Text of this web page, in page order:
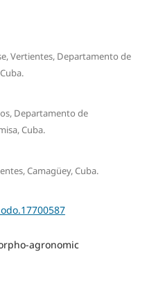
Vertientes, Departamento de
Departamento de
Cuba.
Camagüey, Cuba.
agronomic